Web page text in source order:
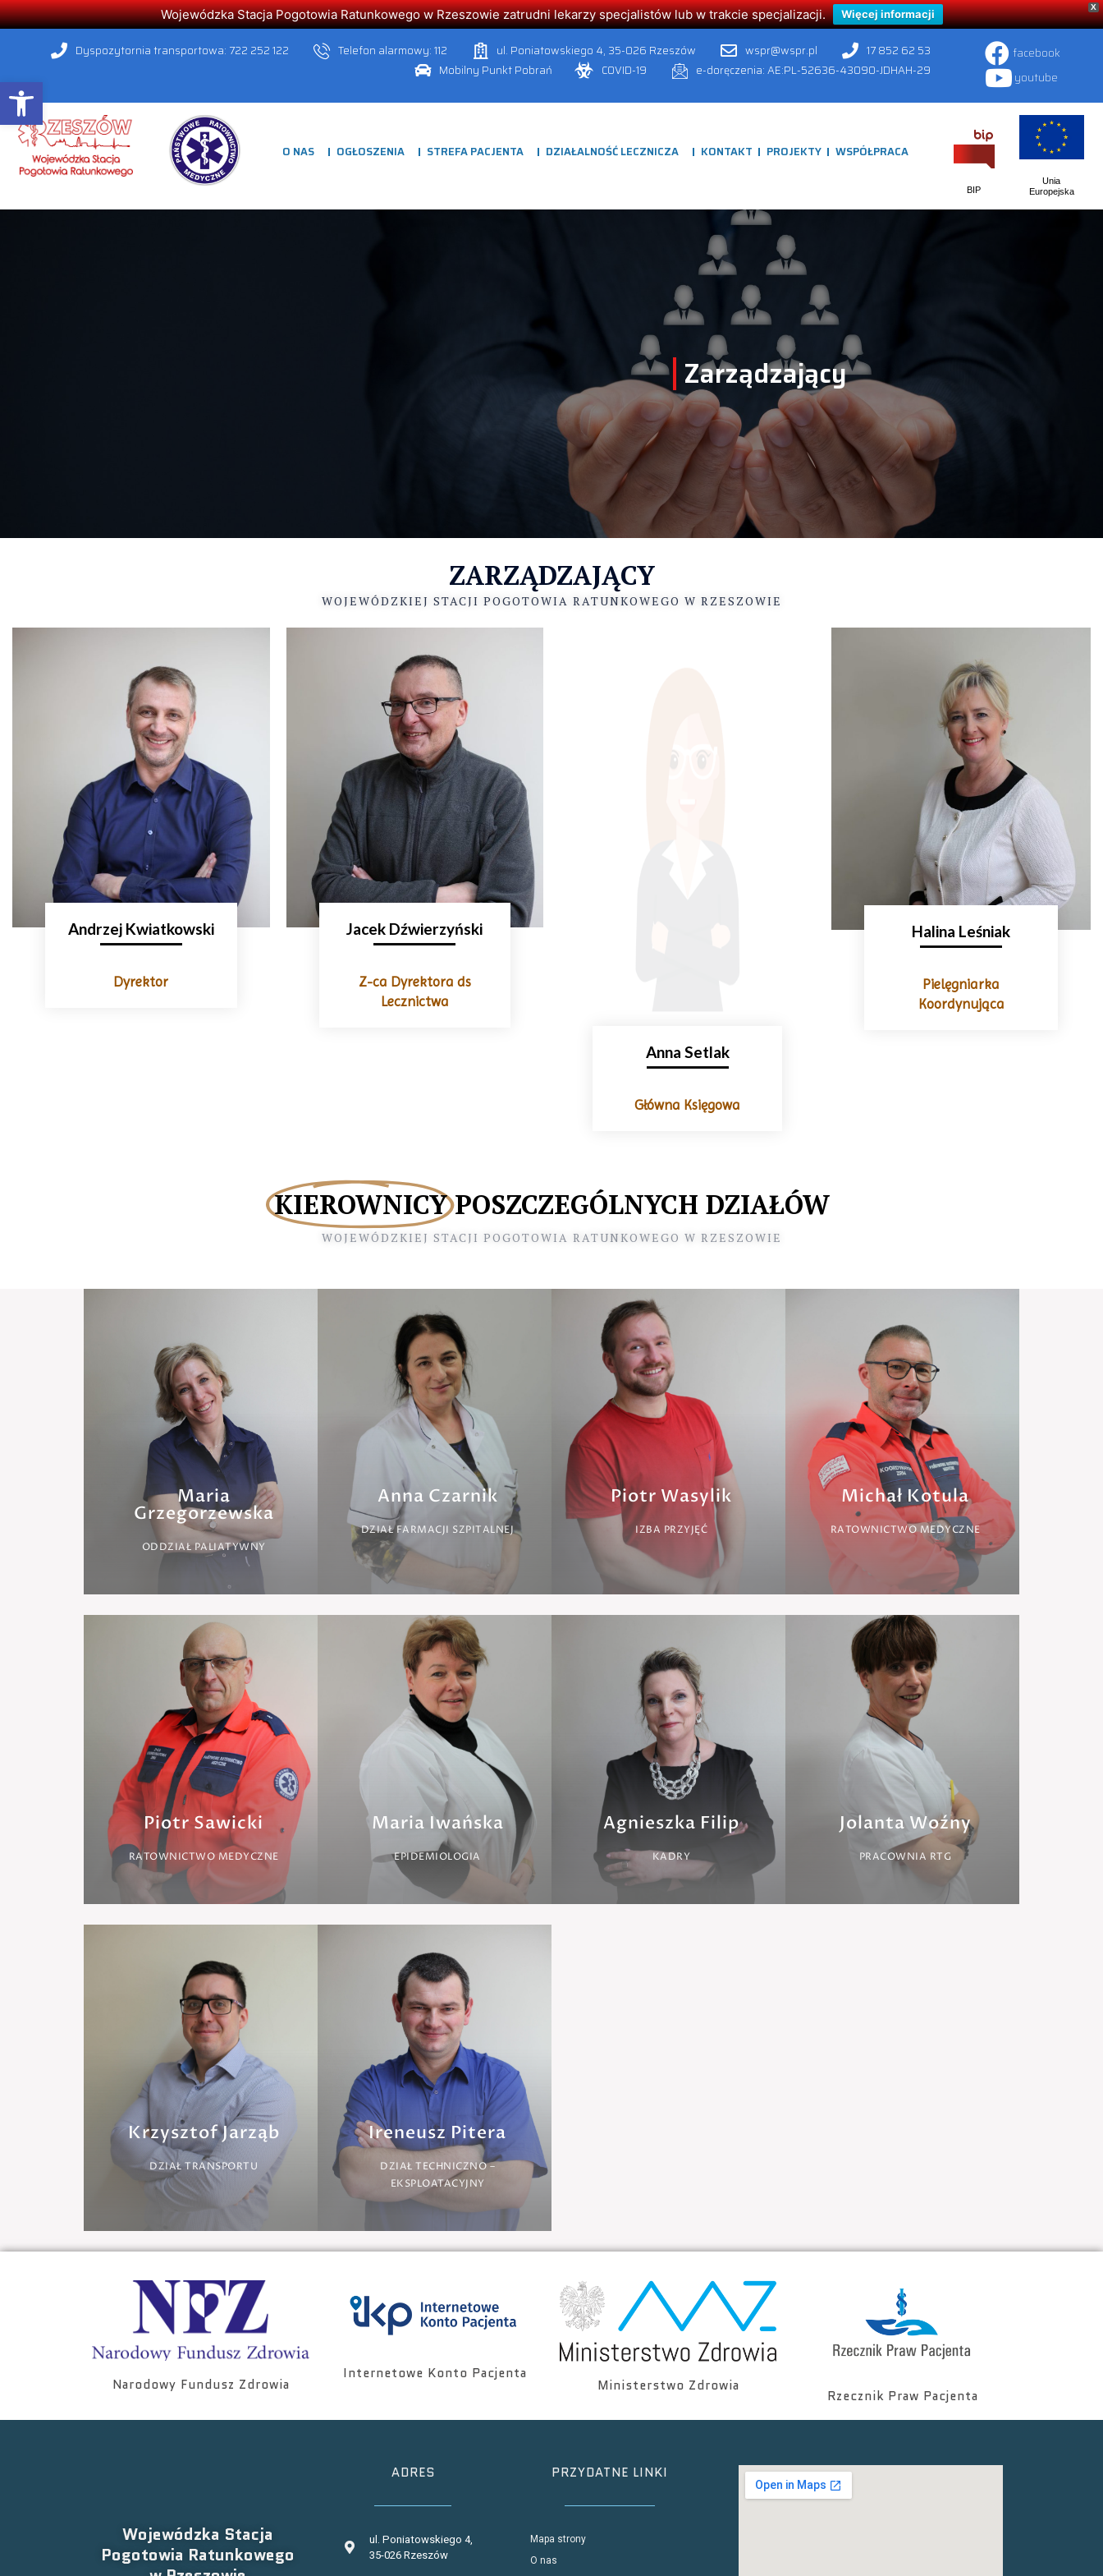
Open toolbar
X
Wojewódzka Stacja Pogotowia Ratunkowego w Rzeszowie zatrudni lekarzy specjalistów lub w trakcie specjalizacji. Więcej informacji
Dyspozytornia transportowa: 722 252 122 Telefon alarmowy: 112 ul. Poniatowskiego 4, 35-026 Rzeszów wspr@wspr.pl
17 852 62 53
Mobilny Punkt Pobrań
COVID-19 e-doręczenia: AE:PL-52636-43090-JDHAH-29
facebook
youtube
O NAS OGŁOSZENIA STREFA PACJENTA DZIAŁALNOŚĆ LECZNICZA KONTAKT PROJEKTY WSPÓŁPRACA
BIP
Unia
Europejska
Zarządzający
ZARZĄDZAJĄCY
WOJEWÓDZKIEJ STACJI POGOTOWIA RATUNKOWEGO W RZESZOWIE
Andrzej Kwiatkowski
Dyrektor
Jacek Dźwierzyński
Z-ca Dyrektora ds
Lecznictwa
Anna Setlak
Główna Księgowa
Halina Leśniak
Pielęgniarka
Koordynująca
KIEROWNICY POSZCZEGÓLNYCH DZIAŁÓW
WOJEWÓDZKIEJ STACJI POGOTOWIA RATUNKOWEGO W RZESZOWIE
Maria
Grzegorzewska
ODDZIAŁ PALIATYWNY
Anna Czarnik
DZIAŁ FARMACJI SZPITALNEJ
Piotr Wasylik
IZBA PRZYJĘĆ
Michał Kotula
RATOWNICTWO MEDYCZNE
Piotr Sawicki
RATOWNICTWO MEDYCZNE
Maria Iwańska
EPIDEMIOLOGIA
Agnieszka Filip
KADRY
Jolanta Woźny
PRACOWNIA RTG
Krzysztof Jarząb
DZIAŁ TRANSPORTU
Ireneusz Pitera
DZIAŁ TECHNICZNO –
EKSPLOATACYJNY
Narodowy Fundusz Zdrowia
Internetowe Konto Pacjenta
Ministerstwo Zdrowia
Rzecznik Praw Pacjenta
Wojewódzka Stacja
Pogotowia Ratunkowego
ADRES
ul. Poniatowskiego 4,
35-026 Rzeszów
PRZYDATNE LINKI
Mapa strony
O nas